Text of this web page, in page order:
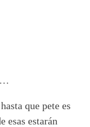
que pete es
esas estarán